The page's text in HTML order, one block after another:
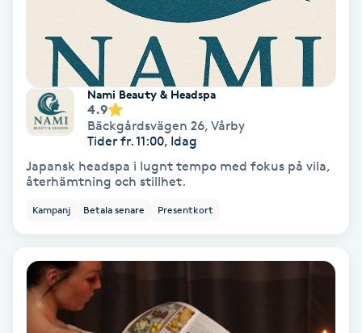
Skinbooster
Sklerosering
Skoinlägg
Skägg
Skäggfärgning
Skäggklippning
Skäggtrimmning
Nami Beauty & Headspa
4.9
Bäckgårdsvägen 26, Vårby
Tider fr. 11:00, Idag
Japansk headspa i lugnt tempo med fokus på vila,
återhämtning och stillhet.
Kampanj Betala senare Presentkort